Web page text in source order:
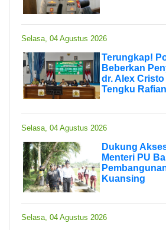
Selasa, 04 Agustus 2026
Terungkap!
Beberkan
dr. Alex
Tengku Rafian
Selasa, 04 Agustus 2026
Dukung
Menteri PU
Kuansing
Selasa, 04 Agustus 2026